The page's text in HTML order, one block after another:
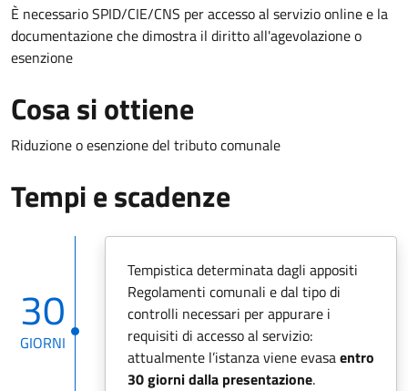
È necessario SPID/CIE/CNS per accesso al servizio online e la
documentazione che dimostra il diritto all'agevolazione o
esenzione
Cosa si ottiene
Riduzione o esenzione del tributo comunale
Tempi e scadenze
30
GIORNI
Tempistica determinata dagli appositi
Regolamenti comunali e dal tipo di
controlli necessari per appurare i
requisiti di accesso al servizio:
attualmente l’istanza viene evasaentro
30 giorni dalla presentazione.